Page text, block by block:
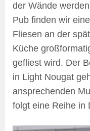
der Wände
Pub finden wir
Fliesen an der
Küche
gefliest wird. Der
in Light Nougat
ansprechenden
folgt eine Reihe in